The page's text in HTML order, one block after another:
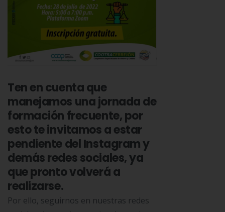
Ten en cuenta que
manejamos una jornada de
formación frecuente, por
esto te invitamos a estar
pendiente del Instagram y
demás redes sociales, ya
que pronto volverá a
realizarse.
Por ello, seguirnos en nuestras redes